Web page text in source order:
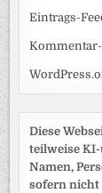
Eintrags-
Diese
teilweise
Namen,
sofern nicht